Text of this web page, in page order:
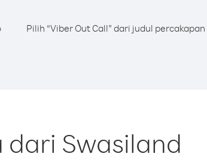
Pilih “Viber Out Call” dari judul percakapan
Swasiland